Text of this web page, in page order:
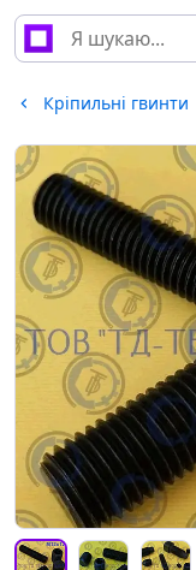
Кріпильні гвинти